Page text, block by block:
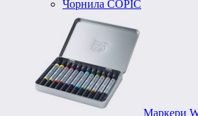
Чорнила COPIC
Маркери